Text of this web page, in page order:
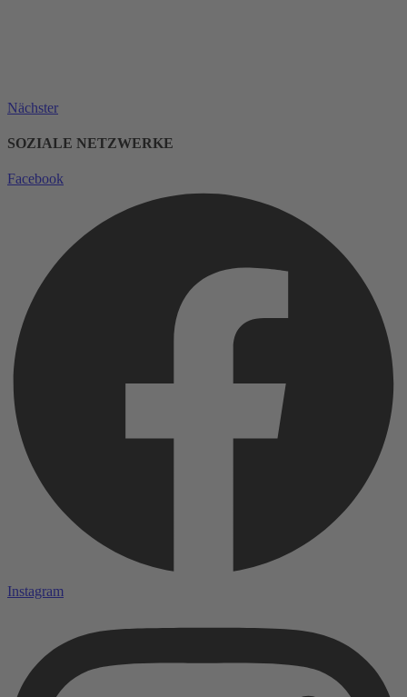
Nächster
SOZIALE NETZWERKE
Facebook
Instagram